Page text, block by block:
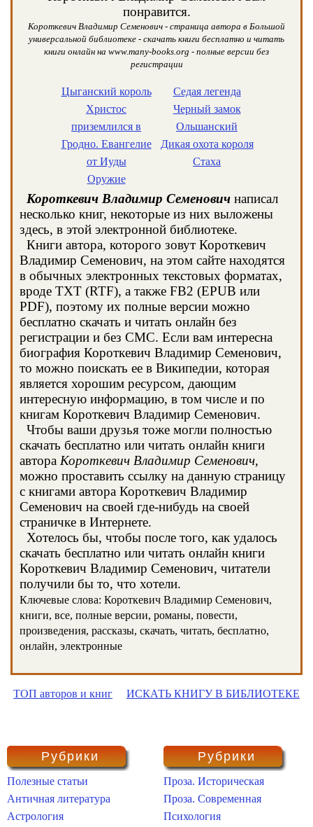
понравится.
Короткевич Владимир Семенович - страница автора в Большой
универсальной библиотеке - скачать книги бесплатно и читать
книги онлайн на www.many-books.org - полные версии без
регистрации
Цыганский король
Христос
приземлился в
Гродно. Евангелие
от Иуды
Оружие
Седая легенда
Черный замок
Ольшанский
Дикая охота короля
Стаха
Короткевич Владимир Семенович написал
несколько книг, некоторые из них выложены
здесь, в этой электронной библиотеке.
Книги автора, которого зовут Короткевич
Владимир Семенович, на этом сайте находятся
в обычных электронных текстовых форматах,
вроде TXT (RTF), а также FB2 (EPUB или
PDF), поэтому их полные версии можно
бесплатно скачать и читать онлайн без
регистрации и без СМС. Если вам интересна
биография Короткевич Владимир Семенович,
то можно поискать ее в Википедии, которая
является хорошим ресурсом, дающим
интересную информацию, в том числе и по
книгам Короткевич Владимир Семенович.
Чтобы ваши друзья тоже могли полностью
скачать бесплатно или читать онлайн книги
автора Короткевич Владимир Семенович,
можно проставить ссылку на данную страницу
с книгами автора Короткевич Владимир
Семенович на своей где-нибудь на своей
страничке в Интернете.
Хотелось бы, чтобы после того, как удалось
скачать бесплатно или читать онлайн книги
Короткевич Владимир Семенович, читатели
получили бы то, что хотели.
Ключевые слова: Короткевич Владимир Семенович,
книги, все, полные версии, романы, повести,
произведения, рассказы, скачать, читать, бесплатно,
онлайн, электронные
ТОП авторов и книг ИСКАТЬ КНИГУ В БИБЛИОТЕКЕ
Рубрики
Полезные статьи
Античная литература
Астрология
Рубрики
Проза. Историческая
Проза. Современная
Психология